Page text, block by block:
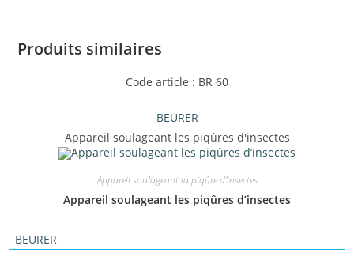
Produits similaires
Code article : BR 60
BEURER
Appareil soulageant les piqûres d'insectes
Appareil soulageant la piqûre d'insectes
Appareil soulageant les piqûres d’insectes
BEURER